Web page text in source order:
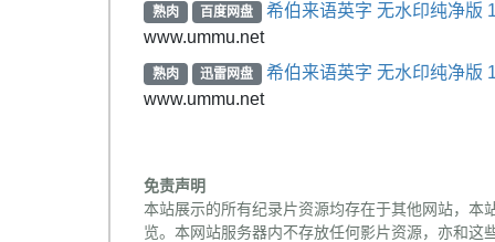
熟肉 百度网盘
希伯来语英字 无水印纯净版
www.ummu.net
熟肉 迅雷网盘
希伯来语英字 无水印纯净版
www.ummu.net
免责声明
本站展示的所有纪录片资源均存在于其他网站，本
览。本网站服务器内不存放任何影片资源，亦和